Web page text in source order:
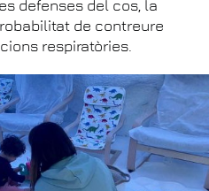
defenses del cos, la
de contreure
respiratòries.